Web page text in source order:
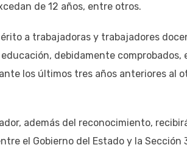
de 12 años, entre otros.
a trabajadoras y trabajadores
debidamente comprobados,
los últimos tres años anteriores al
además del reconocimiento,
el Gobierno del Estado y la Sección